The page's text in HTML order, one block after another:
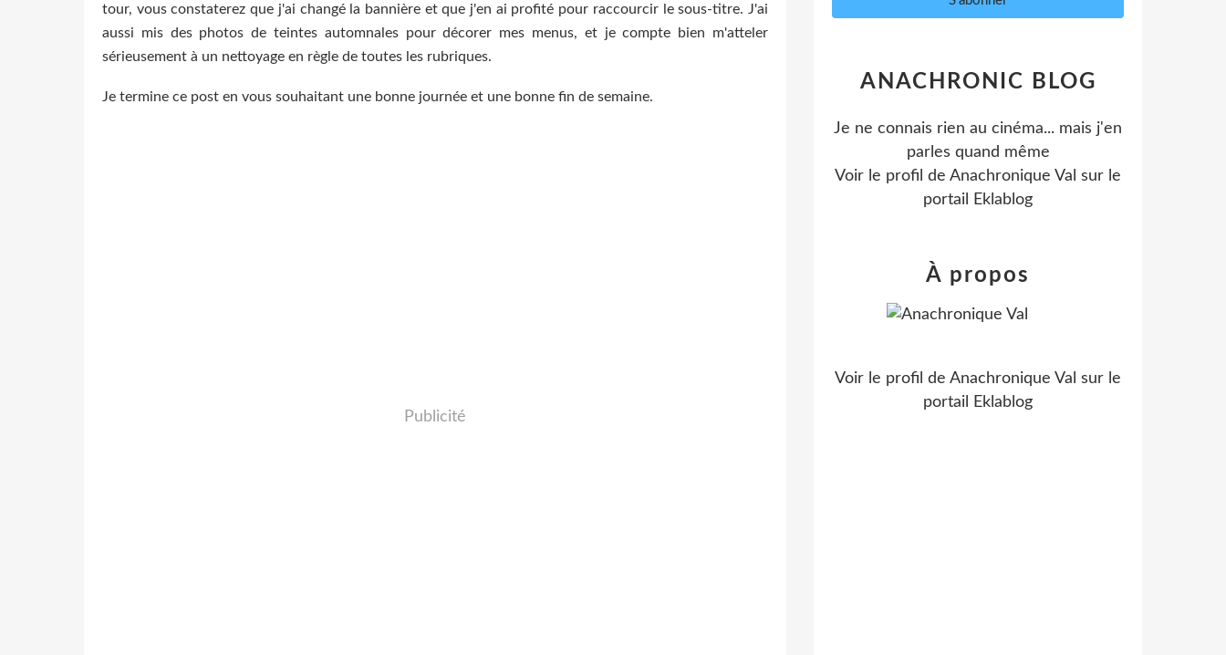
tour, vous constaterez que j'ai changé la bannière et que j'en ai profité pour raccourcir le sous-titre. J'ai
aussi mis des photos de teintes automnales pour décorer mes menus, et je compte bien m'atteler
sérieusement à un nettoyage en règle de toutes les rubriques.
Je termine ce post en vous souhaitant une bonne journée et une bonne fin de semaine.
Publicité
ANACHRONIC BLOG
Je ne connais rien au cinéma... mais j'en
parles quand même
Voir le profil de Anachronique Val sur le
portail Eklablog
À propos
Voir le profil de Anachronique Val sur le
portail Eklablog